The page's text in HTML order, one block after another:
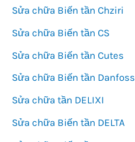
Sửa chữa Biến tần Chziri
Sửa chữa Biến tần CS
Sửa chữa Biến tần Cutes
Sửa chữa Biến tần Danfoss
Sửa chữa tần DELIXI
Sửa chữa Biến tần DELTA